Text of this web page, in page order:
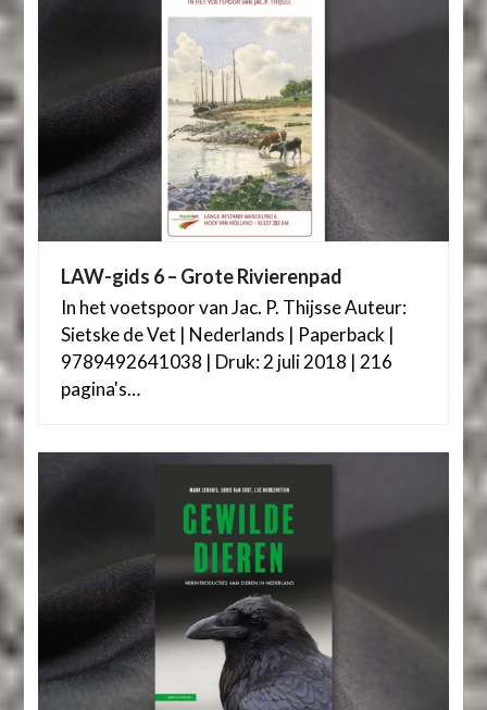
LAW-gids 6 – Grote Rivierenpad
In het voetspoor van Jac. P. Thijsse Auteur:
Sietske de Vet | Nederlands | Paperback |
9789492641038 | Druk: 2 juli 2018 | 216
pagina's…